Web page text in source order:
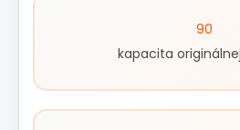
90
kapacita